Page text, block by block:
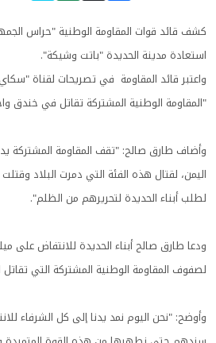
كشف قائد قوات المقاومة الوطنية "حراس
استعادة مدينة الحديدة "باتت وشيكة".
واعتبر قائد المقاومة في تصريحات لقناة "سكاي
"المقاومة الوطنية المشتركة تقاتل في خندق
وأضاف طارق صالح: "تقف المقاومة المشتركة
اليمن، لقتال هذه الفئة التي دمرت البلاد وقتلت
لطلب أبناء الحديدة لتحريرهم من الظلم".
ودعا طارق صالح أبناء الحديدة للانتفاض على
لصفوف المقاومة الوطنية المشتركة التي تقاتل
وأوضح: "نحن اليوم نمد يدنا إلى كل الشرفاء